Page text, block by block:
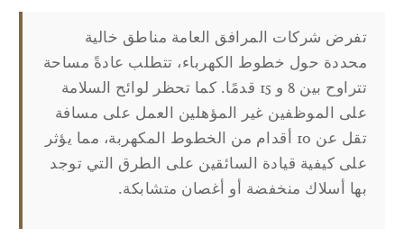
تفرض شركات المرافق العامة مناطق خالية
محددة حول خطوط الكهرباء، تتطلب عادةً مساحة
تتراوح بين 8 و 15 قدمًا. كما تحظر لوائح السلامة
على الموظفين غير المؤهلين العمل على مسافة
تقل عن 10 أقدام من الخطوط المكهربة، مما يؤثر
على كيفية قيادة السائقين على الطرق التي توجد
بها أسلاك منخفضة أو أغصان متشابكة.